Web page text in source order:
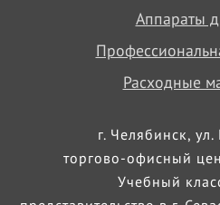
Аппараты
Расходные
г. Челябинск, ул.
торгово-офисный
Учебный